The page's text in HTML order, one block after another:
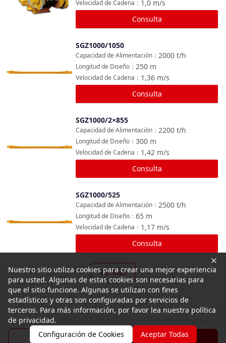
1,0 m/s
Velocidad de Cadena ：
Consulta
SGZ1000/1050
2000 t/h
Capacidad de Alimentación ：
250 m
Longitud de Diseño ：
1,36 m/s
Velocidad de Cadena ：
Consulta
SGZ1000/2×855
2200 t/h
Capacidad de Alimentación ：
300 m
Longitud de Diseño ：
1,42 m/s
Velocidad de Cadena ：
Consulta
SGZ1000/525
2500 t/h
Capacidad de Alimentación ：
65 m
Longitud de Diseño ：
1,17 m/s
Velocidad de Cadena ：
Consulta
Ver Más
Folleto Consulta
Nuestro sitio utiliza cookies para crear una mejor experiencia
para usted. Algunas de estas cookies son necesarias para
que el sitio funcione. Algunas se utilizan con fines
estadísticos y otras son configuradas por servicios de
terceros. Para más información, por favor lea nuestra política
de privacidad.
Configuración de Cookies
Aceptar Todas